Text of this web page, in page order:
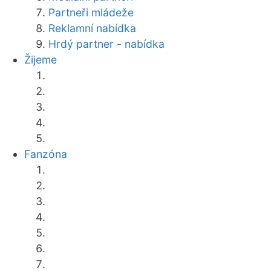
Partneři mládeže
Reklamní nabídka
Hrdý partner - nabídka
Žijeme
Fanzóna